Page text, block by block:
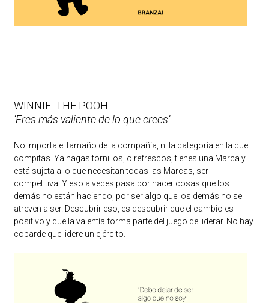
WINNIE THE POOH
‘Eres más valiente de lo que crees’
No importa el tamaño de la compañía, ni la categoría en la que
compitas. Ya hagas tornillos, o refrescos, tienes una Marca y
está sujeta a lo que necesitan todas las Marcas, ser
competitiva. Y eso a veces pasa por hacer cosas que los
demás no están haciendo, por ser algo que los demás no se
atreven a ser. Descubrir eso, es descubrir que el cambio es
positivo y que la valentía forma parte del juego de liderar. No hay
cobarde que lidere un ejército.